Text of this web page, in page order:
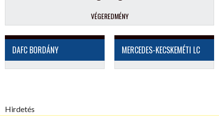
VÉGEREDMÉNY
DAFC BORDÁNY MERCEDES-KECSKEMÉTI LC
Hirdetés